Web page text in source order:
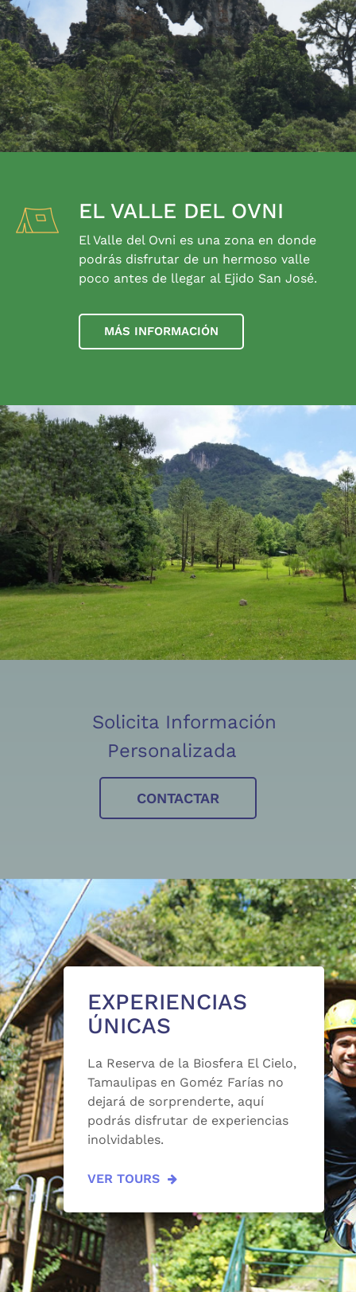
EL VALLE DEL OVNI
El Valle del Ovni es una zona en donde
podrás disfrutar de un hermoso valle
poco antes de llegar al Ejido San José.
MÁS INFORMACIÓN
Solicita Información
Personalizada
CONTACTAR
EXPERIENCIAS
ÚNICAS
La Reserva de la Biosfera El Cielo,
Tamaulipas en Goméz Farías no
dejará de sorprenderte, aquí
podrás disfrutar de experiencias
inolvidables.
VER TOURS